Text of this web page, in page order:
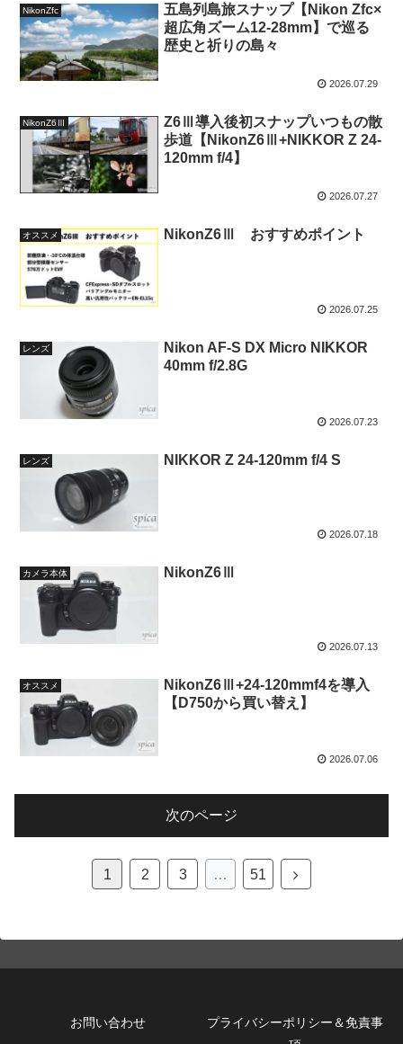
NikonZfc
五島列島旅スナップ【Nikon Zfc×
超広角ズーム12-28mm】で巡る
歴史と祈りの島々
2026.07.29
NikonZ6Ⅲ
Z6Ⅲ導入後初スナップいつもの散
歩道【NikonZ6Ⅲ+NIKKOR Z 24-
120mm f/4】
2026.07.27
オススメ NikonZ6Ⅲ おすすめポイント
2026.07.25
レンズ
Nikon AF-S DX Micro NIKKOR
40mm f/2.8G
2026.07.23
レンズ NIKKOR Z 24-120mm f/4 S
2026.07.18
カメラ本体 NikonZ6Ⅲ
2026.07.13
オススメ
NikonZ6Ⅲ+24-120mmf4を導入
【D750から買い替え】
2026.07.06
次のページ
1 2 3 … 51
次
お問い合わせ
プライバシーポリシー＆免責事